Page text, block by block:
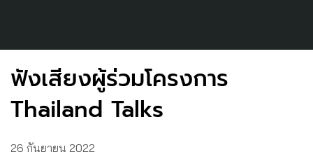
ฟังเสียงผู้ร่วมโครงการ
Thailand Talks
26 กันยายน 2022